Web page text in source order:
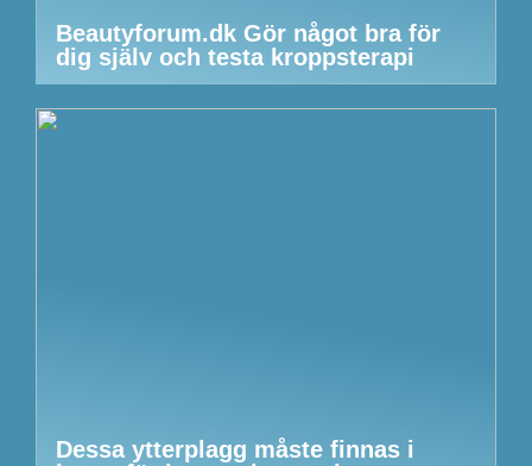
Beautyforum.dk Gör något bra för
dig själv och testa kroppsterapi
Dessa ytterplagg måste finnas i